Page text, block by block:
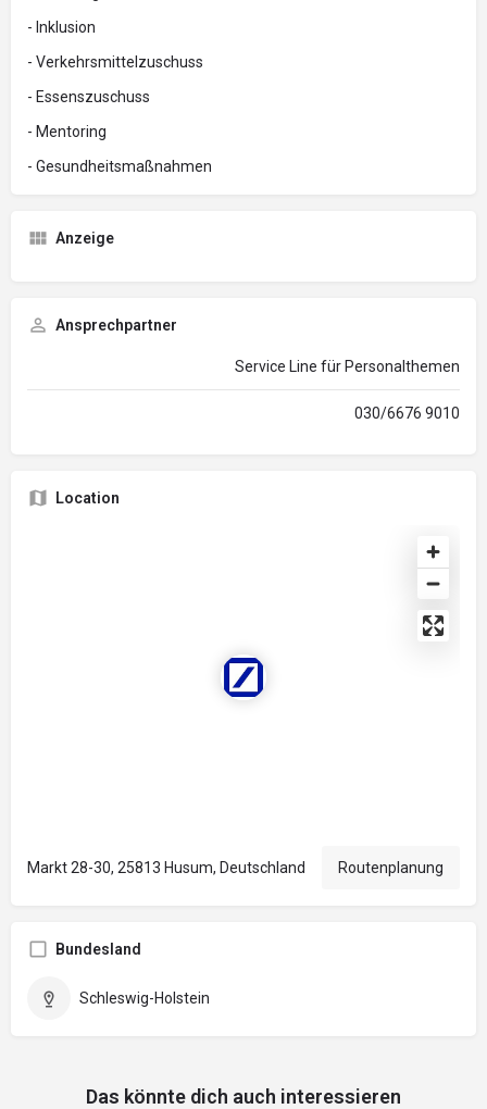
- Inklusion
- Verkehrsmittelzuschuss
- Essenszuschuss
- Mentoring
- Gesundheitsmaßnahmen
Anzeige
Ansprechpartner
Service Line für Personalthemen
030/6676 9010
Location
Markt 28-30, 25813 Husum, Deutschland Routenplanung
Bundesland
Schleswig-Holstein
Das könnte dich auch interessieren